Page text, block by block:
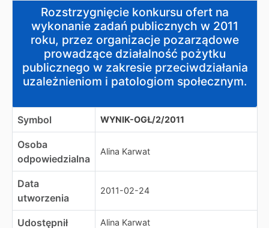
Rozstrzygnięcie konkursu ofert na wykonanie zadań
Rozstrzygnięcie konkursu ofert na
wykonanie zadań publicznych w 2011
roku, przez organizacje pozarządowe
prowadzące działalność pożytku
publicznego w zakresie przeciwdziałania
uzależnieniom i patologiom społecznym.
Symbol WYNIK-OGŁ/2/2011
Osoba
odpowiedzialna
Alina Karwat
Data
utworzenia
2011-02-24
Udostępnił Alina Karwat